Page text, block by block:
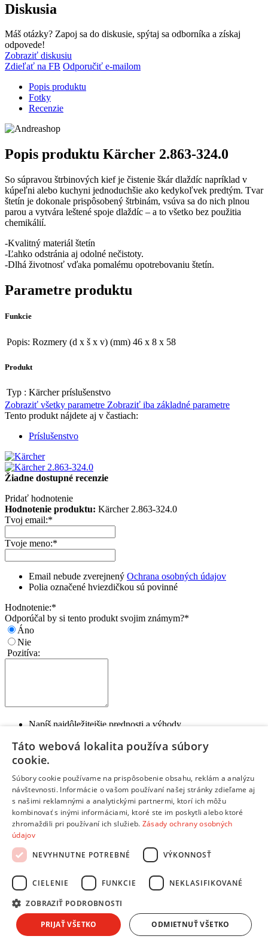
Diskusia
Máš otázky? Zapoj sa do diskusie, spýtaj sa odborníka a získaj
odpovede!
Zobraziť diskusiu
Zdieľať na FB Odporučiť e-mailom
Popis produktu
Fotky
Recenzie
Popis produktu Kärcher 2.863-324.0
So súpravou štrbinových kief je čistenie škár dlaždíc napríklad v
kúpeľni alebo kuchyni jednoduchšie ako kedykoľvek predtým. Tvar
štetín je dokonale prispôsobený štrbinám, vsúva sa do nich plnou
parou a vytvára leštené spoje dlaždíc – a to všetko bez použitia
chemikálií.
-Kvalitný materiál štetín
-Ľahko odstránia aj odolné nečistoty.
-Dlhá životnosť vďaka pomalému opotrebovaniu štetín.
Parametre produktu
Funkcie
Popis: Rozmery (d x š x v) (mm) 46 x 8 x 58
Produkt
Typ : Kärcher príslušenstvo
Zobraziť všetky parametre Zobraziť iba základné parametre
Tento produkt nájdete aj v častiach:
Príslušenstvo
Žiadne dostupné recenzie
Pridať hodnotenie
Hodnotenie produktu: Kärcher 2.863-324.0
Tvoj email:*
Tvoje meno:*
Email nebude zverejnený Ochrana osobných údajov
Polia označené hviezdičkou sú povinné
Hodnotenie:*
Odporúčal by si tento produkt svojim známym?*
Áno
Nie
Pozitíva:
Napíš najdôležitejšie prednosti a výhody
Každý bod napíš na nový riadok
Negatíva:
Napíš slabé stránky a nevýhody produktu
Čo by mohlo byť na produkte lepšie?
Každý bod napíš na nový riadok
Zhrnutie:
Táto webová lokalita používa súbory
cookie.
Súbory cookie používame na prispôsobenie obsahu, reklám a analýzu
návštevnosti. Informácie o vašom používaní našej stránky zdieľame aj
s našimi reklamnými a analytickými partnermi, ktorí ich môžu
kombinovať s inými informáciami, ktoré ste im poskytli alebo ktoré
zhromaždili pri používaní ich služieb. Zásady ochrany osobných
údajov
NEVYHNUTNE POTREBNÉ
VÝKONNOSŤ
CIELENIE FUNKCIE NEKLASIFIKOVANÉ
ZOBRAZIŤ PODROBNOSTI
PRIJAŤ VŠETKO ODMIETNUŤ VŠETKO